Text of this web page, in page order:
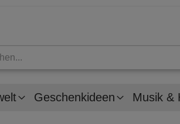
Geschenkideen Musik &